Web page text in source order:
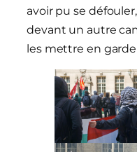
avoir pu se
devant un autre
les mettre en garde